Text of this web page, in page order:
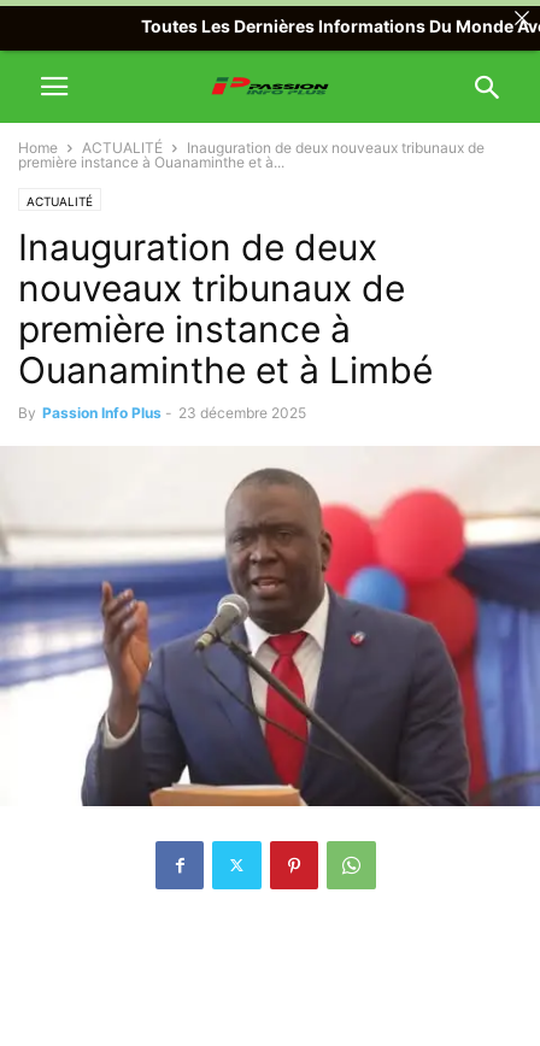
Home ACTUALITÉ
Inauguration de deux nouveaux tribunaux de
première instance à Ouanaminthe et à...
ACTUALITÉ
Inauguration de deux
nouveaux tribunaux de
première instance à
Ouanaminthe et à Limbé
By Passion Info Plus - 23 décembre 2025
Toutes Les Dernières Informations Du Monde